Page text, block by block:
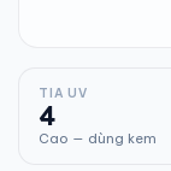
TIA UV
4
Cao — dùng kem